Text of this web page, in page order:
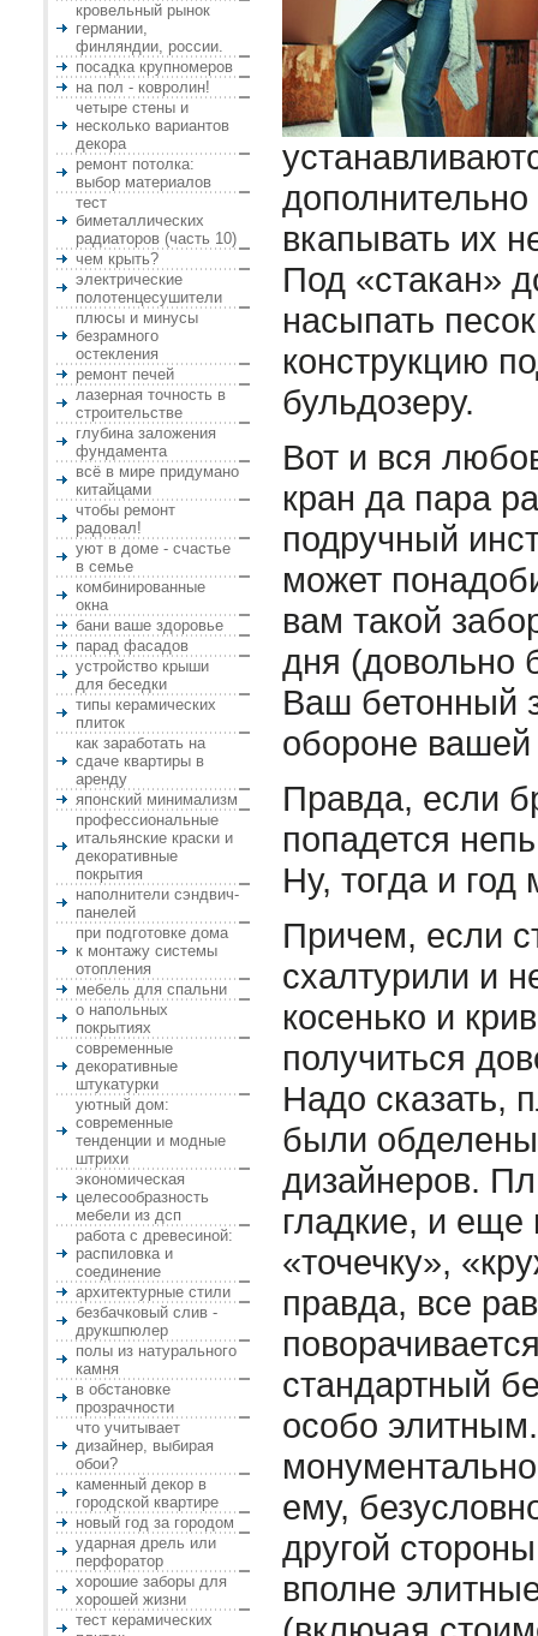
кровельный рынок
германии,
финляндии, россии.
посадка крупномеров
на пол - ковролин!
четыре стены и
несколько вариантов
декора
ремонт потолка:
выбор материалов
тест
биметаллических
радиаторов (часть 10)
чем крыть?
электрические
полотенцесушители
плюсы и минусы
безрамного
остекления
ремонт печей
лазерная точность в
строительстве
глубина заложения
фундамента
всё в мире придумано
китайцами
чтобы ремонт
радовал!
уют в доме - счастье
в семье
комбинированные
окна
бани ваше здоровье
парад фасадов
устройство крыши
для беседки
типы керамических
плиток
как заработать на
сдаче квартиры в
аренду
японский минимализм
профессиональные
итальянские краски и
декоративные
покрытия
наполнители сэндвич-
панелей
при подготовке дома
к монтажу системы
отопления
мебель для спальни
о напольных
покрытиях
современные
декоративные
штукатурки
уютный дом:
современные
тенденции и модные
штрихи
экономическая
целесообразность
мебели из дсп
работа с древесиной:
распиловка и
соединение
архитектурные стили
безбачковый слив -
друкшпюлер
полы из натурального
камня
в обстановке
прозрачности
что учитывает
дизайнер, выбирая
обои?
каменный декор в
городской квартире
новый год за городом
ударная дрель или
перфоратор
хорошие заборы для
хорошей жизни
тест керамических
вкапывать их
Под «стакан»
насыпать
конструкцию
бульдозеру.
Вот и вся
кран да пара
подручный
может
вам такой
дня (довольно
Ваш бетонный
обороне
Правда, если
попадется
Ну, тогда и год
Причем, если
схалтурили и
косенько и
получиться
Надо сказать,
были
дизайнеров.
гладкие, и еще
«точечку»,
правда, все
стандартный
особо
ему,
другой
вполне